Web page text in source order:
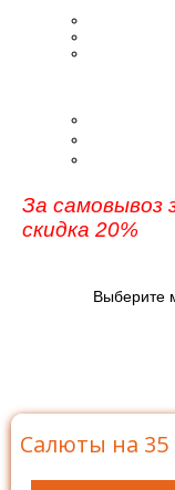
За самовывоз
скидка 20%
Выберите
Салюты на 35